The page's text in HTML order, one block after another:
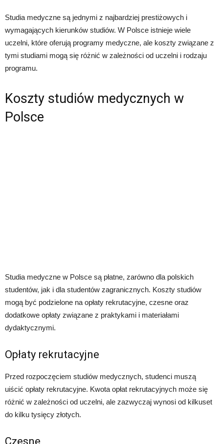
Studia medyczne są jednymi z najbardziej prestiżowych i
wymagających kierunków studiów. W Polsce istnieje wiele
uczelni, które oferują programy medyczne, ale koszty związane z
tymi studiami mogą się różnić w zależności od uczelni i rodzaju
programu.
Koszty studiów medycznych w
Polsce
Studia medyczne w Polsce są płatne, zarówno dla polskich
studentów, jak i dla studentów zagranicznych. Koszty studiów
mogą być podzielone na opłaty rekrutacyjne, czesne oraz
dodatkowe opłaty związane z praktykami i materiałami
dydaktycznymi.
Opłaty rekrutacyjne
Przed rozpoczęciem studiów medycznych, studenci muszą
uiścić opłaty rekrutacyjne. Kwota opłat rekrutacyjnych może się
różnić w zależności od uczelni, ale zazwyczaj wynosi od kilkuset
do kilku tysięcy złotych.
Czesne